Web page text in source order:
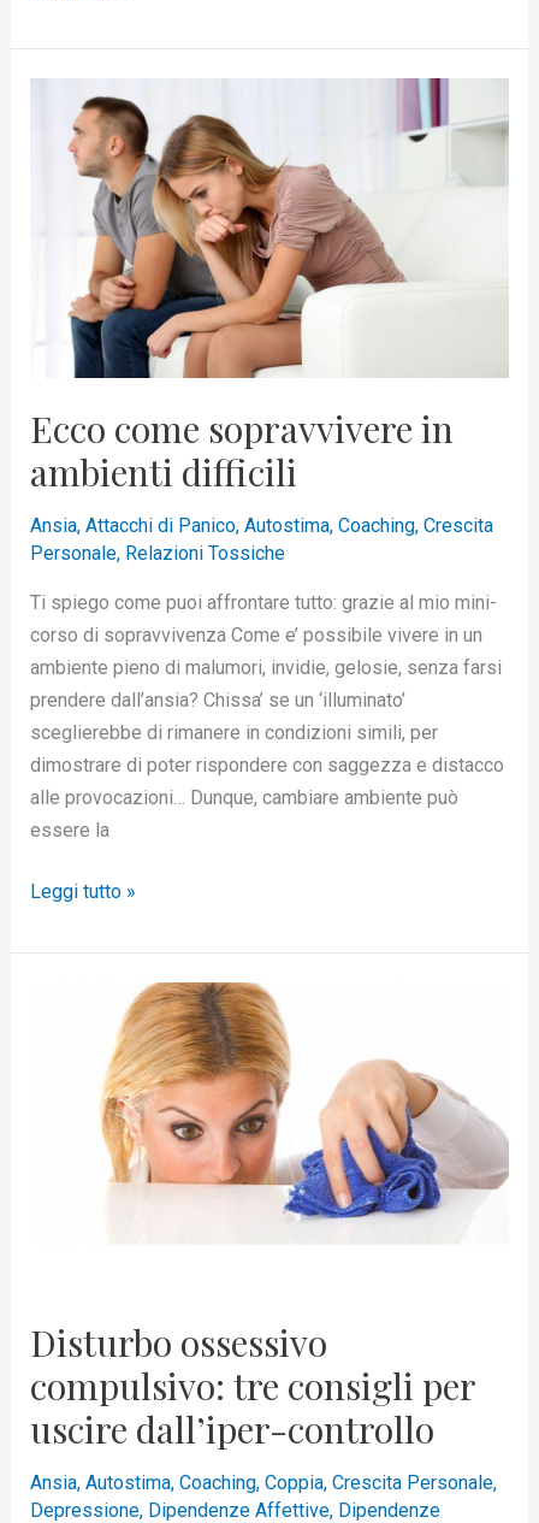
Ecco come sopravvivere in
ambienti difficili
Ansia, Attacchi di Panico, Autostima, Coaching, Crescita
Personale, Relazioni Tossiche
Ti spiego come puoi affrontare tutto: grazie al mio mini-
corso di sopravvivenza Come e’ possibile vivere in un
ambiente pieno di malumori, invidie, gelosie, senza farsi
prendere dall’ansia? Chissa’ se un ‘illuminato’
sceglierebbe di rimanere in condizioni simili, per
dimostrare di poter rispondere con saggezza e distacco
alle provocazioni… Dunque, cambiare ambiente può
essere la
come
sopravvivere
ambienti
Leggi tutto »
Disturbo ossessivo
compulsivo: tre consigli per
uscire dall’iper-controllo
Ansia, Autostima, Coaching, Coppia, Crescita Personale,
Depressione, Dipendenze Affettive, Dipendenze
ossessivo
compulsivo: